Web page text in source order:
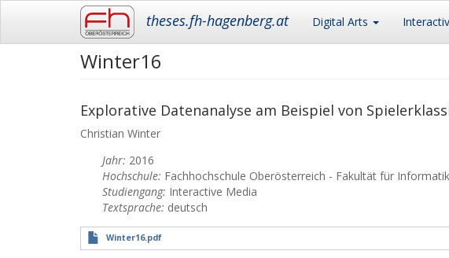
theses.fh-hagenberg.at
Main
navigation
Digital Arts
Winter16
Explorative Datenanalyse am Beispiel von
Christian Winter
Jahr: 2016
Hochschule: Fachhochschule Oberösterreich - Fakultät für
Studiengang: Interactive Media
Textsprache: deutsch
Winter16.pdf